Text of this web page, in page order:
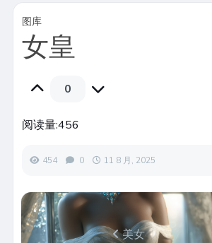
图库
女皇
0
阅读量:456
454 0 11 8 月, 2025
美女